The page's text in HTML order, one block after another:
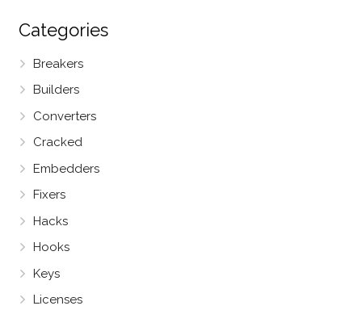
Categories
Breakers
Builders
Converters
Cracked
Embedders
Fixers
Hacks
Hooks
Keys
Licenses